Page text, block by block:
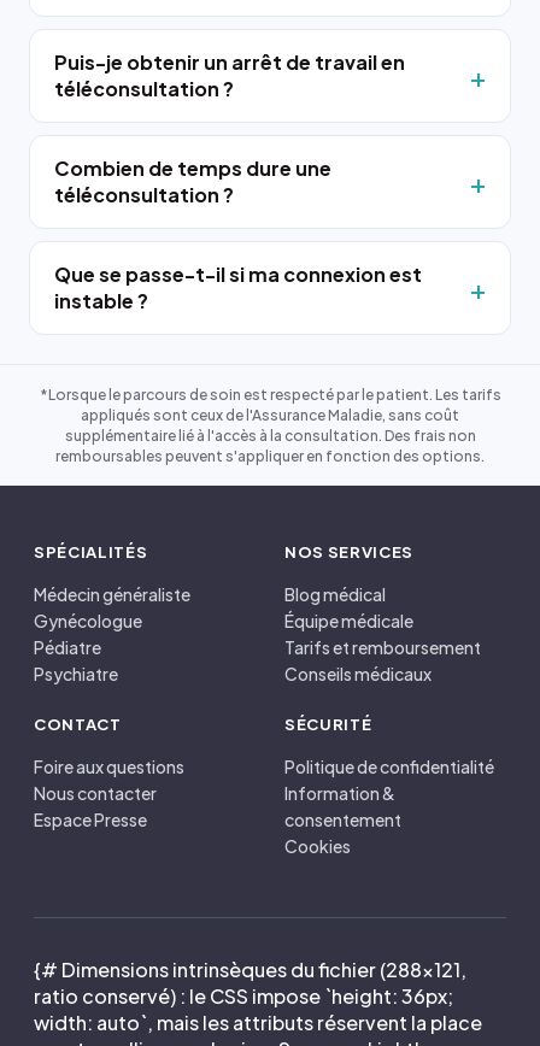
Puis-je obtenir un arrêt de travail en
téléconsultation ?
Combien de temps dure une
téléconsultation ?
Que se passe-t-il si ma connexion est
instable ?
*Lorsque le parcours de soin est respecté par le patient. Les tarifs
appliqués sont ceux de l'Assurance Maladie, sans coût
supplémentaire lié à l'accès à la consultation. Des frais non
remboursables peuvent s'appliquer en fonction des options.
SPÉCIALITÉS
Médecin généraliste
Gynécologue
Pédiatre
Psychiatre
NOS SERVICES
Blog médical
Équipe médicale
Tarifs et remboursement
Conseils médicaux
CONTACT
Foire aux questions
Nous contacter
Espace Presse
SÉCURITÉ
Politique de confidentialité
Information &
consentement
Cookies
{# Dimensions intrinsèques du fichier (288×121,
ratio conservé) : le CSS impose `height: 36px;
width: auto`, mais les attributs réservent la place